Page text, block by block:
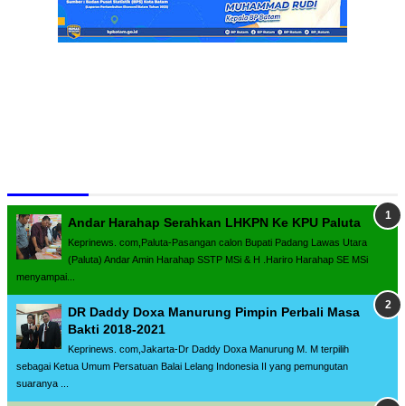
Andar Harahap Serahkan LHKPN Ke KPU Paluta
Keprinews. com,Paluta-Pasangan calon Bupati Padang Lawas Utara
(Paluta) Andar Amin Harahap SSTP MSi & H .Hariro Harahap SE MSi
menyampai...
DR Daddy Doxa Manurung Pimpin Perbali Masa
Bakti 2018-2021
Keprinews. com,Jakarta-Dr Daddy Doxa Manurung M. M terpilih
sebagai Ketua Umum Persatuan Balai Lelang Indonesia II yang pemungutan
suaranya ...